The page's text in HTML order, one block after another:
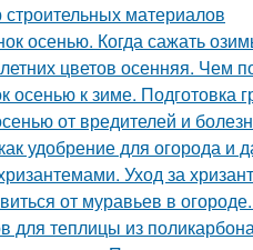
строительных материалов
осенью. Когда сажать
цветов осенняя. Чем
осенью к зиме. Подготовка
от вредителей и
удобрение для огорода и
Уход за
от муравьев в
для теплицы из